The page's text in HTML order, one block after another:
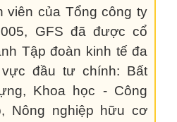
viên của Tổng công ty
GFS đã được cổ
Tập đoàn kinh tế đa
đầu tư chính: Bất
Khoa học - Công
Nông nghiệp hữu cơ